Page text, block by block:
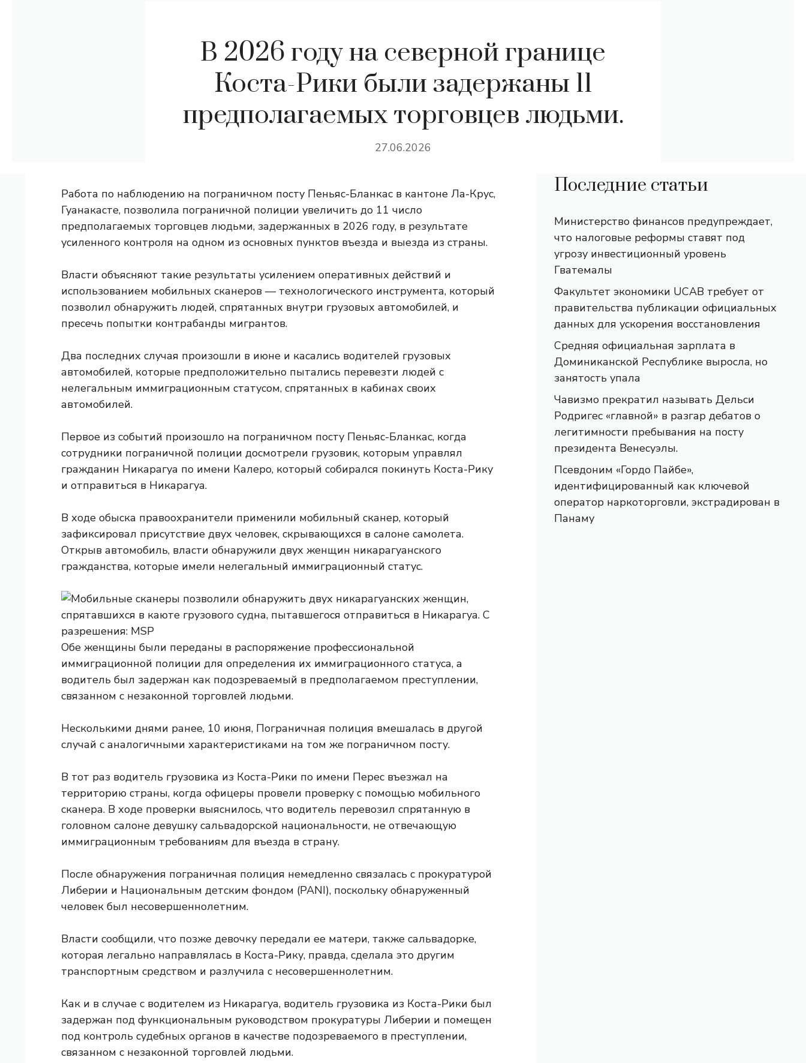
В 2026 году на северной границе
Коста-Рики были задержаны 11
предполагаемых торговцев людьми.
27.06.2026
Работа по наблюдению на пограничном посту Пеньяс-Бланкас в кантоне Ла-Крус,
Гуанакасте, позволила пограничной полиции увеличить до 11 число
предполагаемых торговцев людьми, задержанных в 2026 году, в результате
усиленного контроля на одном из основных пунктов въезда и выезда из страны.
Власти объясняют такие результаты усилением оперативных действий и
использованием мобильных сканеров — технологического инструмента, который
позволил обнаружить людей, спрятанных внутри грузовых автомобилей, и
пресечь попытки контрабанды мигрантов.
Два последних случая произошли в июне и касались водителей грузовых
автомобилей, которые предположительно пытались перевезти людей с
нелегальным иммиграционным статусом, спрятанных в кабинах своих
автомобилей.
Первое из событий произошло на пограничном посту Пеньяс-Бланкас, когда
сотрудники пограничной полиции досмотрели грузовик, которым управлял
гражданин Никарагуа по имени Калеро, который собирался покинуть Коста-Рику
и отправиться в Никарагуа.
В ходе обыска правоохранители применили мобильный сканер, который
зафиксировал присутствие двух человек, скрывающихся в салоне самолета.
Открыв автомобиль, власти обнаружили двух женщин никарагуанского
гражданства, которые имели нелегальный иммиграционный статус.
Обе женщины были переданы в распоряжение профессиональной
иммиграционной полиции для определения их иммиграционного статуса, а
водитель был задержан как подозреваемый в предполагаемом преступлении,
связанном с незаконной торговлей людьми.
Несколькими днями ранее, 10 июня, Пограничная полиция вмешалась в другой
случай с аналогичными характеристиками на том же пограничном посту.
В тот раз водитель грузовика из Коста-Рики по имени Перес въезжал на
территорию страны, когда офицеры провели проверку с помощью мобильного
сканера. В ходе проверки выяснилось, что водитель перевозил спрятанную в
головном салоне девушку сальвадорской национальности, не отвечающую
иммиграционным требованиям для въезда в страну.
После обнаружения пограничная полиция немедленно связалась с прокуратурой
Либерии и Национальным детским фондом (PANI), поскольку обнаруженный
человек был несовершеннолетним.
Власти сообщили, что позже девочку передали ее матери, также сальвадорке,
которая легально направлялась в Коста-Рику, правда, сделала это другим
транспортным средством и разлучила с несовершеннолетним.
Как и в случае с водителем из Никарагуа, водитель грузовика из Коста-Рики был
задержан под функциональным руководством прокуратуры Либерии и помещен
под контроль судебных органов в качестве подозреваемого в преступлении,
связанном с незаконной торговлей людьми.
Последние статьи
Министерство финансов предупреждает,
что налоговые реформы ставят под
угрозу инвестиционный уровень
Гватемалы
Факультет экономики UCAB требует от
правительства публикации официальных
данных для ускорения восстановления
Средняя официальная зарплата в
Доминиканской Республике выросла, но
занятость упала
Чавизмо прекратил называть Дельси
Родригес «главной» в разгар дебатов о
легитимности пребывания на посту
президента Венесуэлы.
Псевдоним «Гордо Пайбе»,
идентифицированный как ключевой
оператор наркоторговли, экстрадирован в
Панаму